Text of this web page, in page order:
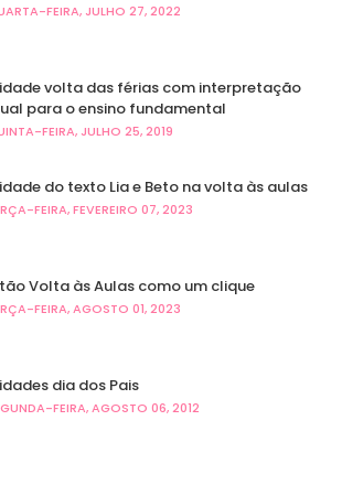
FEIRA, JULHO 27, 2022
volta das férias com interpretação
para o ensino fundamental
FEIRA, JULHO 25, 2019
do texto Lia e Beto na volta às aulas
FEIRA, FEVEREIRO 07, 2023
Volta às Aulas como um clique
FEIRA, AGOSTO 01, 2023
dia dos Pais
FEIRA, AGOSTO 06, 2012